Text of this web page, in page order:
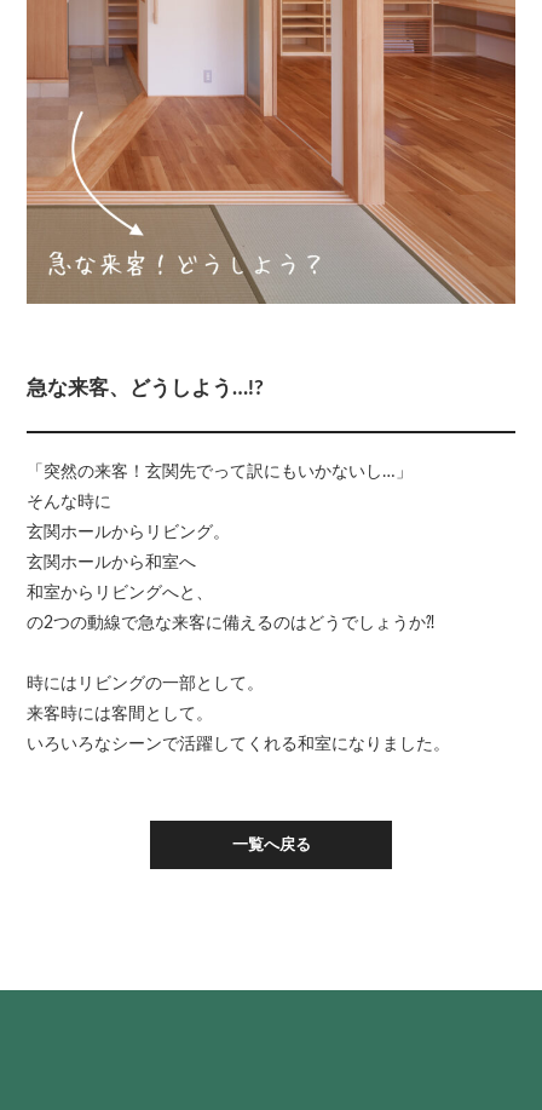
急な来客、どうしよう…!?
「突然の来客！玄関先でって訳にもいかないし…」
そんな時に
玄関ホールからリビング。
玄関ホールから和室へ
和室からリビングへと、
の2つの動線で急な来客に備えるのはどうでしょうか⁈
時にはリビングの一部として。
来客時には客間として。
いろいろなシーンで活躍してくれる和室になりました。
一覧へ戻る